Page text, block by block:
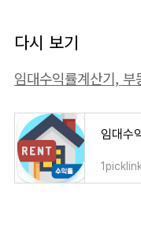
다시 보기
임대수익률계산기,
임대수